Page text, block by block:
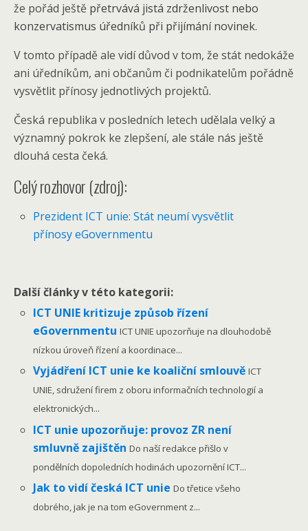
že pořád ještě přetrvává jistá zdrženlivost nebo
konzervatismus úředníků při přijímání novinek.
V tomto případě ale vidí důvod v tom, že stát nedokáže
ani úředníkům, ani občanům či podnikatelům pořádně
vysvětlit přínosy jednotlivých projektů.
Česká republika v posledních letech udělala velký a
významný pokrok ke zlepšení, ale stále nás ještě
dlouhá cesta čeká.
Celý rozhovor (zdroj):
Prezident ICT unie: Stát neumí vysvětlit
přínosy eGovernmentu
Další články v této kategorii:
ICT UNIE kritizuje způsob řízení
eGovernmentuICT UNIE upozorňuje na dlouhodobě
nízkou úroveň řízení a koordinace...
Vyjádření ICT unie ke koaliční smlouvěICT
UNIE, sdružení firem z oboru informačních technologií a
elektronických...
ICT unie upozorňuje: provoz ZR není
smluvně zajištěnDo naší redakce přišlo v
pondělních dopoledních hodinách upozornění ICT...
Jak to vidí česká ICT unieDo třetice všeho
dobrého, jak je na tom eGovernment z...